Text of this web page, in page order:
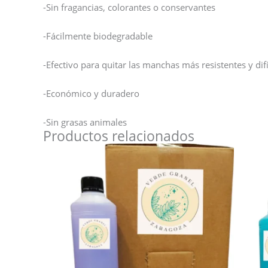
-Sin fragancias, colorantes o conservantes
-Fácilmente biodegradable
-Efectivo para quitar las manchas más resistentes y
-Económico y duradero
-Sin grasas animales
Productos relacionados
Este
tiene
múltiples
variantes.
Las
opciones
se
pueden